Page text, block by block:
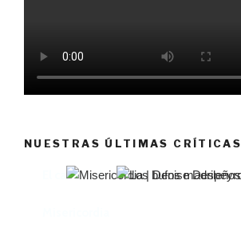
NUESTRAS ÚLTIMAS CRÍTICAS
El castillo de Lindabridis